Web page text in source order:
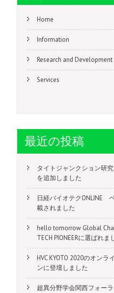
Home
Information
Research and Development
Services
最近の投稿
タイトジャンクション研
を追加しました
日経バイオテクONLINE
載されました
hello tomorrow Global
TECH PIONEERに選ばれま
HVC KYOTO 2020のオンラ
ンに登壇しました
超異分野学会関西フォー